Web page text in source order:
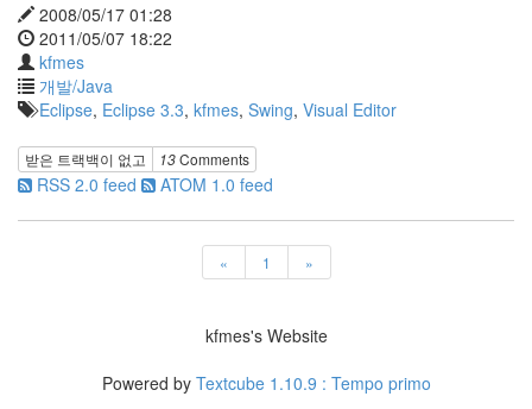
2008/05/17 01:28
2011/05/07 18:22
kfmes
개발/Java
Eclipse, Eclipse 3.3, kfmes, Swing, Visual Editor
받은 트랙백이 없고 13Comments
RSS 2.0 feed ATOM 1.0 feed
« 1 »
kfmes's Website
Powered by Textcube 1.10.9 : Tempo primo